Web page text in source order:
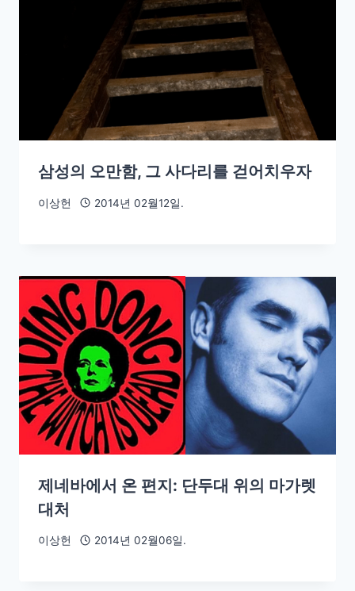
삼성의 오만함, 그 사다리를 걷어치우자
이상헌 2014년 02월12일.
제네바에서 온 편지: 단두대 위의 마가렛
대처
이상헌 2014년 02월06일.